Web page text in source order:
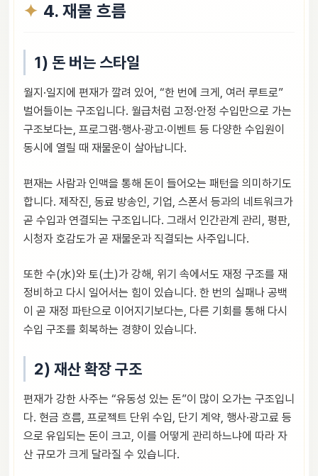
4. 재물 흐름
1) 돈 버는 스타일
월지·일지에 편재가 깔려 있어, “한 번에 크게, 여러 루트로”
벌어들이는 구조입니다. 월급처럼 고정·안정 수입만으로 가는
구조보다는, 프로그램·행사·광고·이벤트 등 다양한 수입원이
동시에 열릴 때 재물운이 살아납니다.
편재는 사람과 인맥을 통해 돈이 들어오는 패턴을 의미하기도
합니다. 제작진, 동료 방송인, 기업, 스폰서 등과의 네트워크가
곧 수입과 연결되는 구조입니다. 그래서 인간관계 관리, 평판,
시청자 호감도가 곧 재물운과 직결되는 사주입니다.
또한 수(水)와 토(土)가 강해, 위기 속에서도 재정 구조를 재
정비하고 다시 일어서는 힘이 있습니다. 한 번의 실패나 공백
이 곧 재정 파탄으로 이어지기보다는, 다른 기회를 통해 다시
수입 구조를 회복하는 경향이 있습니다.
2) 재산 확장 구조
편재가 강한 사주는 “유동성 있는 돈”이 많이 오가는 구조입니
다. 현금 흐름, 프로젝트 단위 수입, 단기 계약, 행사·광고료 등
으로 유입되는 돈이 크고, 이를 어떻게 관리하느냐에 따라 자
산 규모가 크게 달라질 수 있습니다.